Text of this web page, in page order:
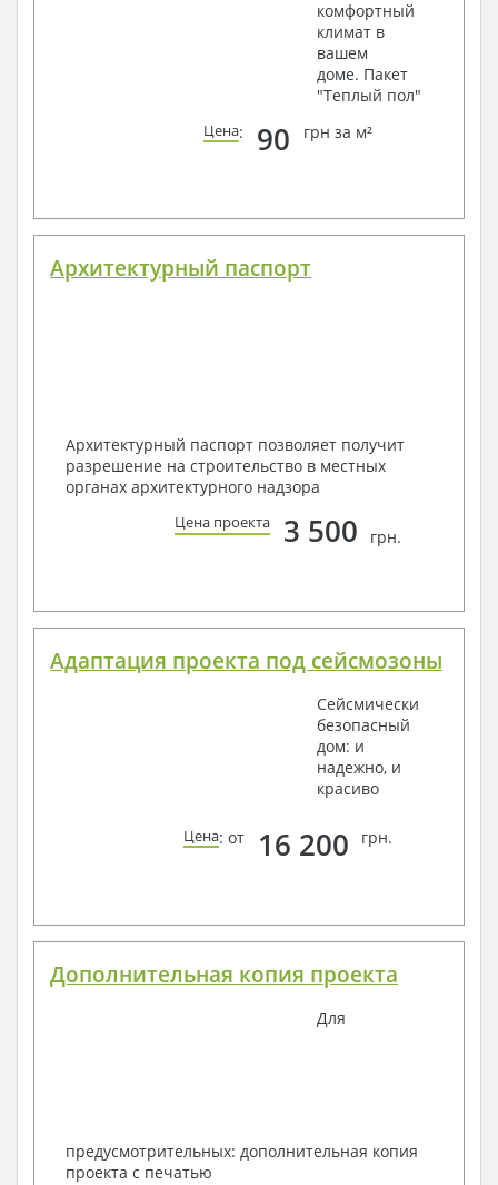
комфортный
климат в
вашем
доме. Пакет
"Теплый пол"
Цена: 90 грн за м²
Архитектурный паспорт
Архитектурный паспорт позволяет получит
разрешение на строительство в местных
органах архитектурного надзора
Цена проекта 3 500 грн.
Адаптация проекта под сейсмозоны
Сейсмически
безопасный
дом: и
надежно, и
красиво
Цена: от 16 200 грн.
Дополнительная копия проекта
Для
предусмотрительных: дополнительная копия
проекта с печатью